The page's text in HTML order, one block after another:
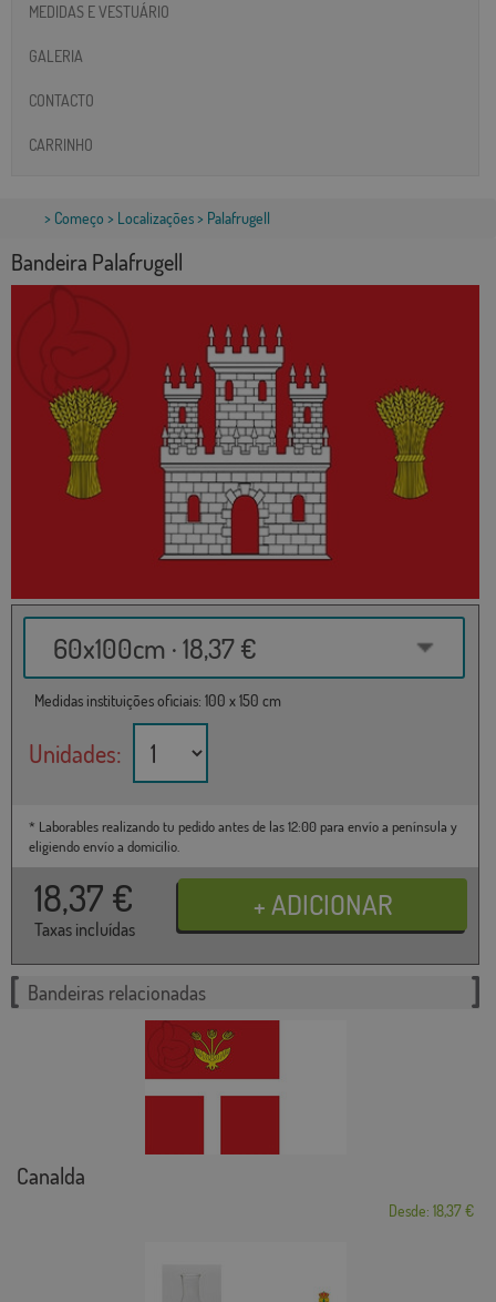
MEDIDAS E VESTUÁRIO
GALERIA
CONTACTO
CARRINHO
> Começo > Localizações> Palafrugell
Bandeira Palafrugell
60x100cm · 18,37 €
Medidas instituições oficiais: 100 x 150 cm
Unidades:
* Laborables realizando tu pedido antes de las 12:00 para envío a península y
eligiendo envío a domicilio.
18,37 €
Taxas incluídas
Bandeiras relacionadas
Canalda
Desde: 18,37 €